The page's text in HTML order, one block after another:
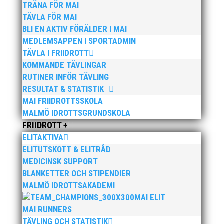
TRÄNA FÖR MAI
TÄVLA FÖR MAI
BLI EN AKTIV FÖRÄLDER I MAI
MEDLEMSAPPEN I SPORTADMIN
TÄVLA I FRIIDROTT
KOMMANDE TÄVLINGAR
RUTINER INFÖR TÄVLING
RESULTAT & STATISTIK
MAI FRIIDROTTSSKOLA
MALMÖ IDROTTSGRUNDSKOLA
FRIIDROTT +
ELITAKTIVA
ELITUTSKOTT & ELITRÅD
MEDICINSK SUPPORT
BLANKETTER OCH STIPENDIER
MALMÖ IDROTTSAKADEMI
MAI ELIT
MAI RUNNERS
TÄVLING OCH STATISTIK
Publicerat tidigare
När restriktionerna äntligen lättat kunde vi arrangera
en Klubbdag för en och samma åldersgrupp, något
som är viktigt för sammanhållningen i en stor klubb
med många olika träningsgrupper. Att träna och
träffas på det sättet bygger klubbanda och vi lär
känna varandra såväl aktiva som ledare och
föräldrar.
Läs mer